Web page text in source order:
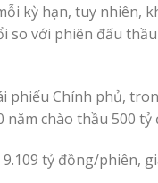
kỳ hạn, tuy nhiên,
so với phiên đấu
phiếu Chính phủ,
năm chào thầu 500 tỷ
tỷ đồng/phiên,